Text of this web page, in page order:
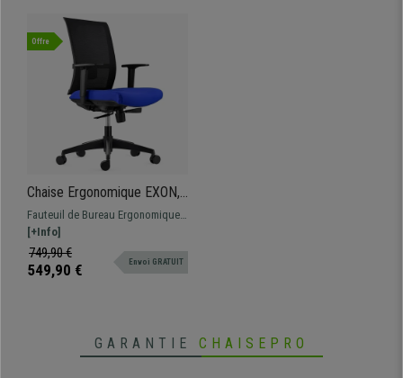
Offre
Chaise Ergonomique EXON,
Support Lombaire,
Utilisation 8 H, en Tissu et
Maille, Bleu
Fauteuil de Bureau Ergonomique
trés confortable, parfaite pour une
utilisation intensive. Support
lombaire et accoudoirs
[+Info]
749,90 €
549,90 € Envoi GRATUIT
GARANTIE CHAISEPRO